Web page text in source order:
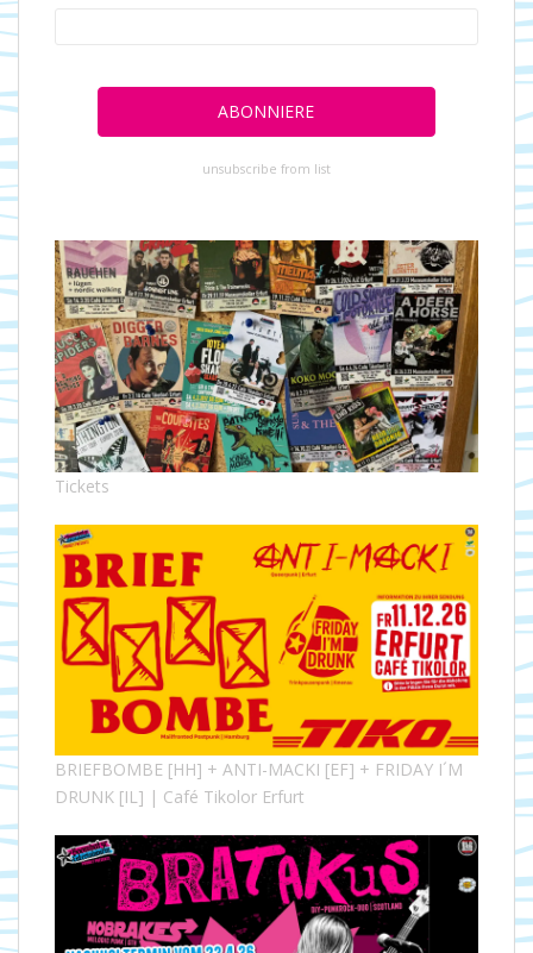
unsubscribe from list
Tickets
BRIEFBOMBE [HH] + ANTI-MACKI [EF] + FRIDAY I´M
DRUNK [IL] | Café Tikolor Erfurt